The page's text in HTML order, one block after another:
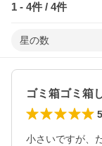
1 - 4件 / 4件
星の数
ゴミ箱ゴミ箱
5
小さいですが、